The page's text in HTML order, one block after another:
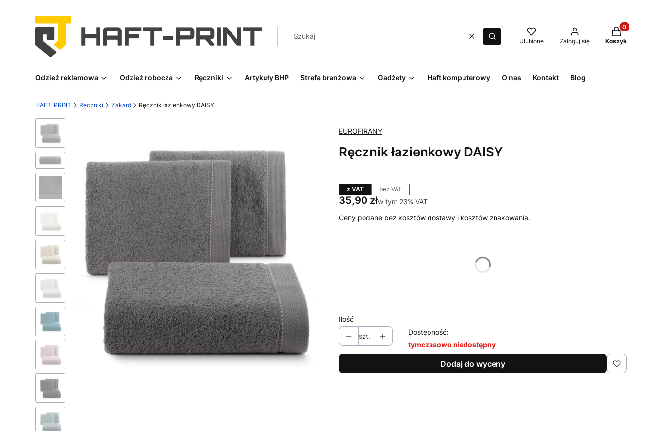
WyczyśćSzukaj Ulubione Zaloguj się
Produkty w
Koszyk
Odzież reklamowa Odzież robocza Ręczniki Artykuły BHP Strefa branżowa Gadżety Haft komputerowy O nas Kontakt Blog
HAFT-PRINT Ręczniki Żakard Ręcznik łazienkowy DAISY
EUROFIRANY
Ręcznik łazienkowy DAISY
z VAT bez VAT
Cena
35,90 złw tym 23% VAT
w tym 23% VAT
Ceny podane bez kosztów dostawy i kosztów znakowania.
Poszczególne warianty mogą różnić się ceną
Ilość
szt.
Dostępność:
tymczasowo niedostępny
Dodaj do wyceny